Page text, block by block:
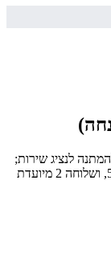
עדיף ללחוץ 3 לשירות לקוחות ולהמשיך ב־2 להמתנה לנציג שירות;
אם אתם צריכים שירות על תחבורה ציבורית לחצו 5, ושלוחה 2 מיועדת